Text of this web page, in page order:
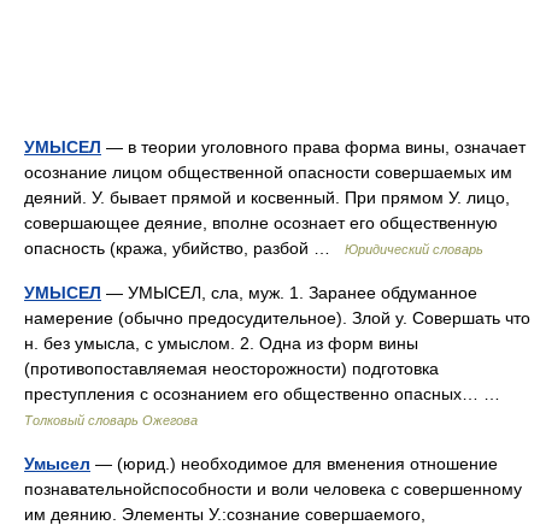
УМЫСЕЛ — в теории уголовного права форма вины, означает
осознание лицом общественной опасности совершаемых им
деяний. У. бывает прямой и косвенный. При прямом У. лицо,
совершающее деяние, вполне осознает его общественную
опасность (кража, убийство, разбой …
Юридический словарь
УМЫСЕЛ — УМЫСЕЛ, сла, муж. 1. Заранее обдуманное
намерение (обычно предосудительное). Злой у. Совершать что
н. без умысла, с умыслом. 2. Одна из форм вины
(противопоставляемая неосторожности) подготовка
преступления с осознанием его общественно опасных… …
Толковый словарь Ожегова
Умысел — (юрид.) необходимое для вменения отношение
познавательнойспособности и воли человека с совершенному
им деянию. Элементы У.:сознание совершаемого,